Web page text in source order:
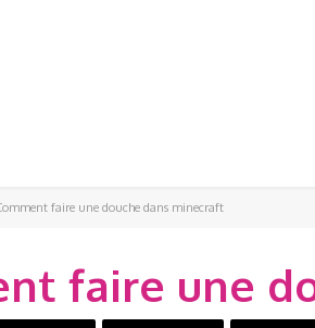
faire une douche dans minecraft
faire une